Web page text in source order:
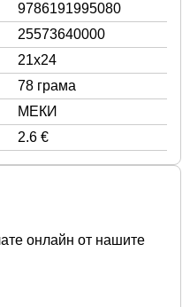
9786191995080
25573640000
21x24
78 грама
МЕКИ
2.6 €
онлайн от нашите